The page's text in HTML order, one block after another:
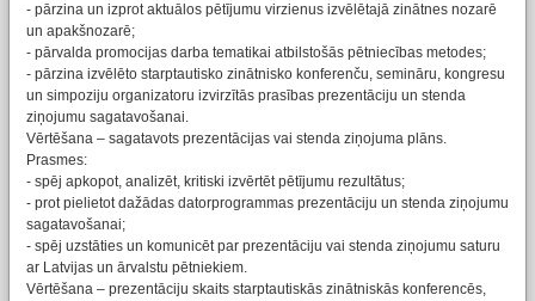
- pārzina un izprot aktuālos pētījumu virzienus izvēlētajā zinātnes nozarē
un apakšnozarē;
- pārvalda promocijas darba tematikai atbilstošās pētniecības metodes;
- pārzina izvēlēto starptautisko zinātnisko konferenču, semināru, kongresu
un simpoziju organizatoru izvirzītās prasības prezentāciju un stenda
ziņojumu sagatavošanai.
Vērtēšana – sagatavots prezentācijas vai stenda ziņojuma plāns.
Prasmes:
- spēj apkopot, analizēt, kritiski izvērtēt pētījumu rezultātus;
- prot pielietot dažādas datorprogrammas prezentāciju un stenda ziņojumu
sagatavošanai;
- spēj uzstāties un komunicēt par prezentāciju vai stenda ziņojumu saturu
ar Latvijas un ārvalstu pētniekiem.
Vērtēšana – prezentāciju skaits starptautiskās zinātniskās konferencēs,